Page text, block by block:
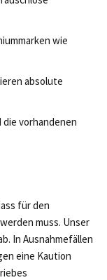
wie
absolute
vorhandenen
für den
muss. Unser
In Ausnahmefällen
eine Kaution